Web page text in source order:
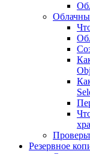
Резервное